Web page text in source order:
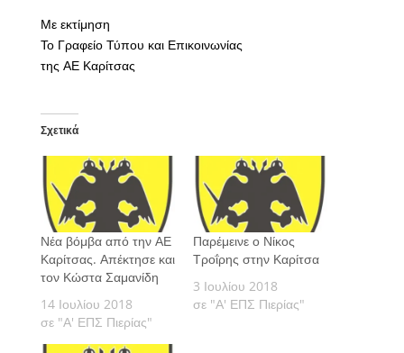
Με εκτίμηση
Το Γραφείο Τύπου και Επικοινωνίας
της ΑΕ Καρίτσας
Σχετικά
Νέα βόμβα από την ΑΕ
Καρίτσας. Απέκτησε και
τον Κώστα Σαμανίδη
14 Ιουλίου 2018
σε "Α' ΕΠΣ Πιερίας"
Παρέμεινε ο Νίκος
Τροΐρης στην Καρίτσα
3 Ιουλίου 2018
σε "Α' ΕΠΣ Πιερίας"